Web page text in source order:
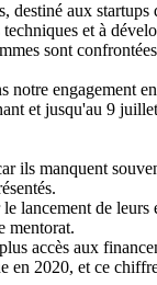
aux
et à
sont
engagement
et jusqu'au 9
ils manquent
lancement de leurs
mentorat.
accès aux
2020, et ce